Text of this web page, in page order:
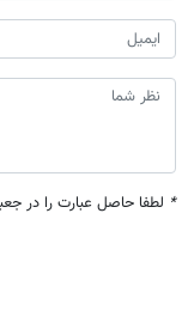
* لطفا حاصل عبارت را در